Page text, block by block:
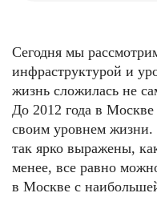
Сегодня мы
инфраструктурой и
жизнь сложилась не
До 2012 года в
своим уровнем жизни.
так ярко выражены,
менее, все равно
в Москве с